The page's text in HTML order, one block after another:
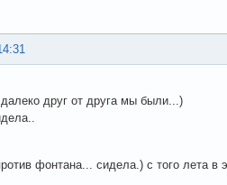
друг от друга мы были...)
фонтана... сидела.) с того лета в